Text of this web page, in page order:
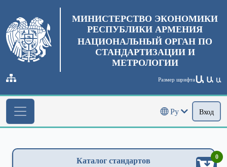
МИНИСТЕРСТВО ЭКОНОМИКИ
РЕСПУБЛИКИ АРМЕНИЯ
НАЦИОНАЛЬНЫЙ ОРГАН ПО
СТАНДАРТИЗАЦИИ И
МЕТРОЛОГИИ
Размер шрифтаԱ Ա Ա
Ру Вход
Каталог стандартов 0